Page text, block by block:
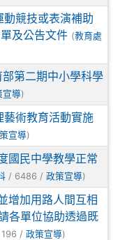
動競技或表演補助
及公告文件 (教育處
部第二期中小學科學
宣導)
藝術教育活動實施
宣導)
國民中學教學正常
/ 6486 / 政策宣導)
增加用路人間互相
各單位協助透過既
/ 政策宣導)